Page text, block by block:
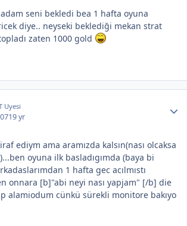
seni bekledi bea 1 hafta oyuna
diye.. neyseki beklediği mekan strat
zaten 1000 gold
Uyesi
19 yr
ediym ama aramızda kalsın(nası olcaksa
)...ben oyuna ilk basladıgımda (baya bi
1 hafta gec acılmıstı
onnara [b]"abi neyi nası yapjam" [/b] die
alamiodum cünkü sürekli monitore bakıyo